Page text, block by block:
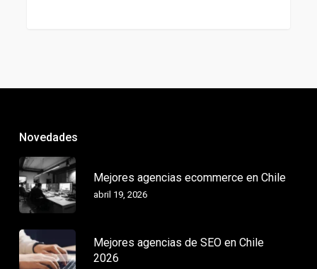
Novedades
Mejores agencias ecommerce en Chile
abril 19, 2026
Mejores agencias de SEO en Chile
2026